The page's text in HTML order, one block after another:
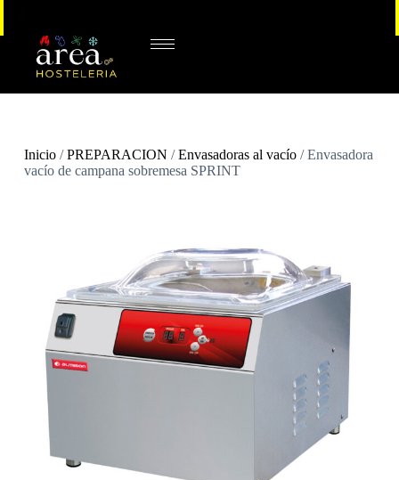
Inicio/PREPARACION /Envasadoras al vacío/ Envasadora
vacío de campana sobremesa SPRINT